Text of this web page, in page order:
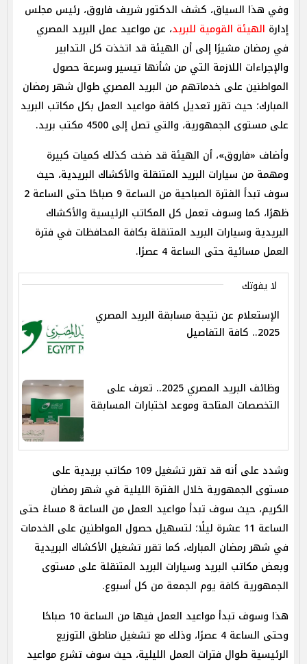
وفي هذا السياق، كشف الدكتور شريف فاروق، رئيس مجلس
إدارة الهيئة القومية للبريد، عن مواعيد عمل البريد المصري
في رمضان مشيرًا إلى أن الهيئة قد اتخذت كل التدابير
والإجراءات اللازمة التي من شأنها تيسير وسرعة حصول
المواطنين على خدماتهم من البريد المصري طوال شهر رمضان
المبارك؛ حيث تقرر تعديل كافة مواعيد العمل بكل مكاتب البريد
على مستوى الجمهورية، والتي تصل إلى 4500 مكتب بريد.
وأضاف «فاروق»، أن الهيئة قد ضخت كذلك كميات كبيرة
ومهمة من سيارات البريد المتنقلة والأكشاك البريدية، حيث
سوف تبدأ الفترة الصباحية من الساعة 9 صباحًا حتى الساعة 2
ظهرًا، كما وسوف تعمل كل المكاتب الرئيسية والأكشاك
البريدية وسيارات البريد المتنقلة بكافة المحافظات في فترة
العمل مسائية حتى الساعة 4 عصرًا.
لا يفوتك
الإستعلام عن نتيجة مسابقة البريد المصري
2025.. كافة التفاصيل
وظائف البريد المصري 2025.. تعرف على
التخصصات المتاحة وموعد اختبارات المسابقة
وشدد على أنه قد تقرر تشغيل 109 مكاتب بريدية على
مستوى الجمهورية خلال الفترة الليلية في شهر رمضان
الكريم، حيث سوف تبدأ مواعيد العمل من الساعة 8 مساءً حتى
الساعة 11 عشرة ليلًا؛ لتسهيل حصول المواطنين على الخدمات
في شهر رمضان المبارك، كما تقرر تشغيل الأكشاك البريدية
وبعض مكاتب البريد وسيارات البريد المتنقلة على مستوى
الجمهورية كافة يوم الجمعة من كل أسبوع.
هذا وسوف تبدأ مواعيد العمل فيها من الساعة 10 صباحًا
وحتى الساعة 4 عصرًا، وذلك مع تشغيل مناطق التوزيع
الرئيسية طوال فترات العمل الليلية، حيث سوف تشرع مواعيد